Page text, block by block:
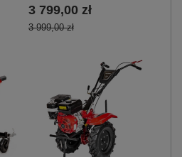
3 799,00 zł
3 999,00 zł